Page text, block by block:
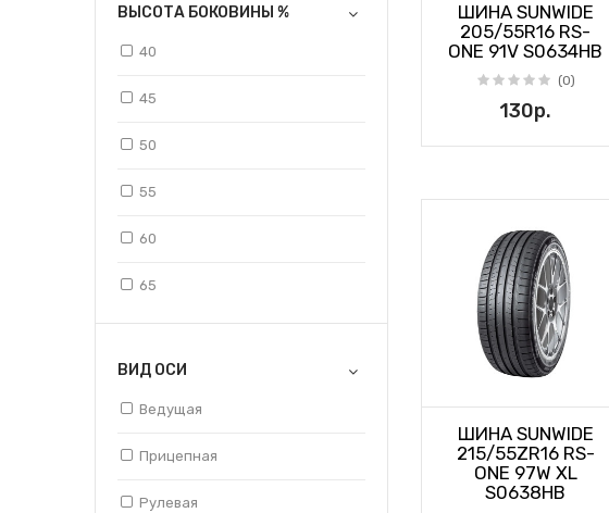
245
ВЫСОТА БОКОВИНЫ %
40
45
50
55
60
65
75
ВИД ОСИ
Ведущая
Прицепная
Рулевая
ШИНА SUNWIDE
205/55R16 RS-
ONE 91V S0634HB
(0)
130р.
ШИНА SUNWIDE
215/55ZR16 RS-
ONE 97W XL
S0638HB